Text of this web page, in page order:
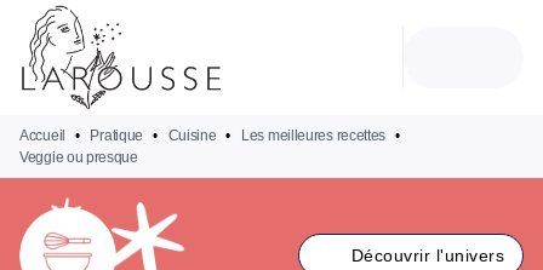
MENU
PIED DE PAGE
Accueil • Pratique • Cuisine • Les meilleures recettes •
Veggie ou presque
Découvrir l'univers